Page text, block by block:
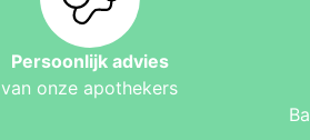
Persoonlijk advies
van onze apothekers